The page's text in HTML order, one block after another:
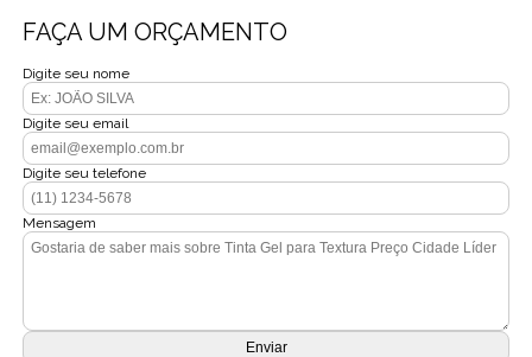
FAÇA UM ORÇAMENTO
Digite seu nome
Digite seu email
Digite seu telefone
Mensagem